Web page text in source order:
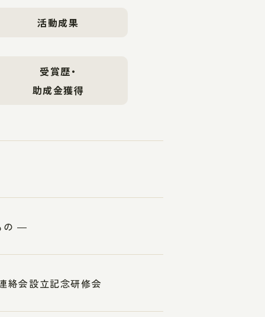
活動成果
受賞歴・
助成金獲得
の ―
絡会設立記念研修会